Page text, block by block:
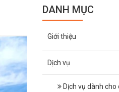
DANH MỤC
Giới thiệu
Dịch vụ
Dịch vụ dành cho